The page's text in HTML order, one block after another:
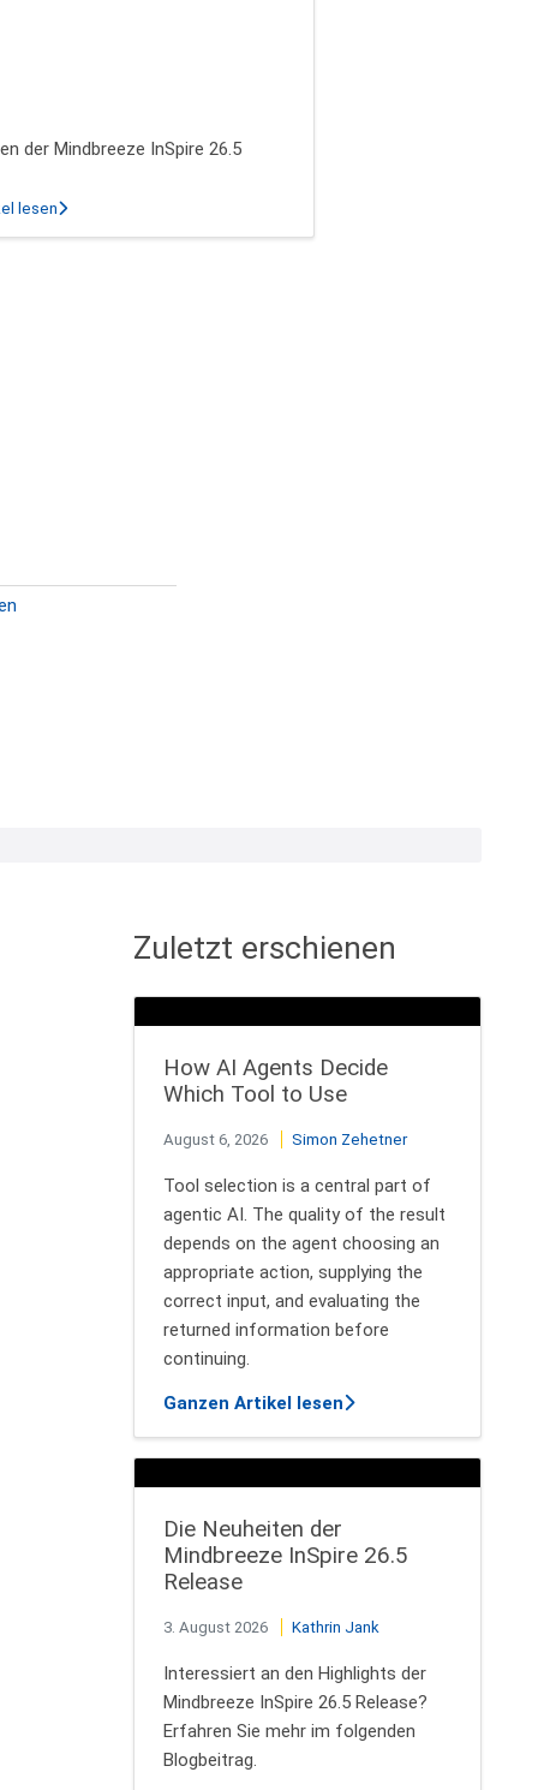
der Mindbreeze InSpire 26.5
lesenüber Die Neuheiten der Mindbreeze InSpire 26.5 Release
Zuletzt erschienen
How AI Agents Decide
Which Tool to Use
August 6, 2026 Simon Zehetner
Tool selection is a central part of
agentic AI. The quality of the result
depends on the agent choosing an
appropriate action, supplying the
correct input, and evaluating the
returned information before
continuing.
Ganzen Artikel lesenüber How AI Agents
Die Neuheiten der
Mindbreeze InSpire 26.5
Release
3. August 2026 Kathrin Jank
Interessiert an den Highlights der
Mindbreeze InSpire 26.5 Release?
Erfahren Sie mehr im folgenden
Blogbeitrag.